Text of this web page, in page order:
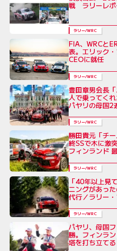
戦 ラリーレポ
ラリー/WRC
FIA、WRCと
表。エリック
CEOに就任
ラリー/WRC
豊田章男会長
人で乗ってく
パヤリの母国2
ラリー/WRC
勝田貴元「チ
終SSで木に激
フィンランド
ラリー/WRC
「40年以上見
ニングがあっ
代行／ラリー
ラリー/WRC
パヤリ、母国
勝。フィンラ
塔を打ち立て